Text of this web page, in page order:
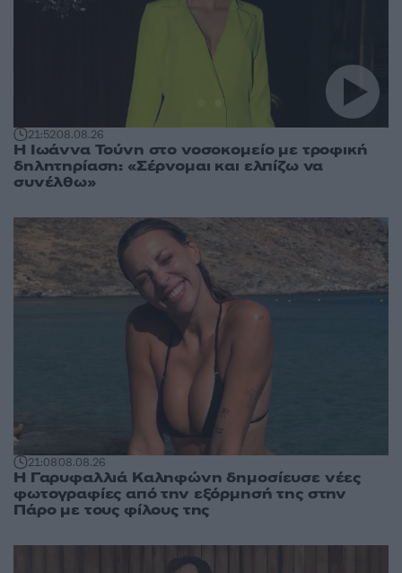
21:5208.08.26
Η Ιωάννα Τούνη στο νοσοκομείο με τροφική
δηλητηρίαση: «Σέρνομαι και ελπίζω να
συνέλθω»
21:0808.08.26
Η Γαρυφαλλιά Καληφώνη δημοσίευσε νέες
φωτογραφίες από την εξόρμησή της στην
Πάρο με τους φίλους της